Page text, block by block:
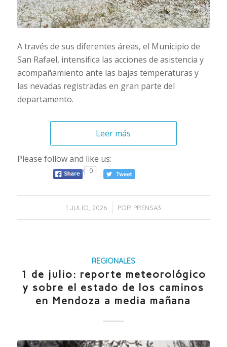
A través de sus diferentes áreas, el Municipio de
San Rafael, intensifica las acciones de asistencia y
acompañamiento ante las bajas temperaturas y
las nevadas registradas en gran parte del
departamento.
Leer más
Please follow and like us:
0
1 JULIO, 2026
/ POR PRENSA3
REGIONALES
1 de julio: reporte meteorológico
y sobre el estado de los caminos
en Mendoza a media mañana